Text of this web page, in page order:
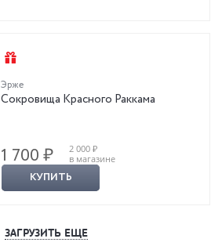
Эрже
Сокровища Красного Раккама
1 700 ₽
2 000 ₽
в магазине
КУПИТЬ
ЗАГРУЗИТЬ ЕЩЕ